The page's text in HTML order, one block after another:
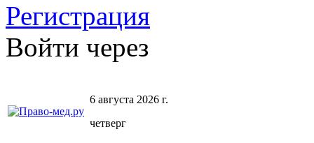
Регистрация
Войти через
6 августа 2026 г.
четверг